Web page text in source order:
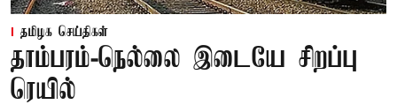
தமிழக செய்திகள்
தாம்பரம்-நெல்லை இடையே சிறப்பு
ரெயில்